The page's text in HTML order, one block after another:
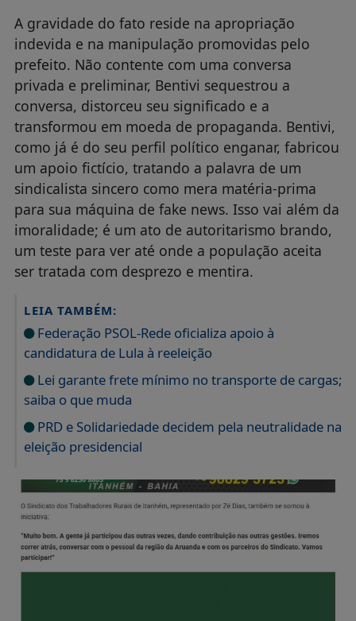
A gravidade do fato reside na apropriação
indevida e na manipulação promovidas pelo
prefeito. Não contente com uma conversa
privada e preliminar, Bentivi sequestrou a
conversa, distorceu seu significado e a
transformou em moeda de propaganda. Bentivi,
como já é do seu perfil político enganar, fabricou
um apoio fictício, tratando a palavra de um
sindicalista sincero como mera matéria-prima
para sua máquina de fake news. Isso vai além da
imoralidade; é um ato de autoritarismo brando,
um teste para ver até onde a população aceita
ser tratada com desprezo e mentira.
LEIA TAMBÉM:
Federação PSOL-Rede oficializa apoio à
candidatura de Lula à reeleição
Lei garante frete mínimo no transporte de cargas;
saiba o que muda
PRD e Solidariedade decidem pela neutralidade na
eleição presidencial